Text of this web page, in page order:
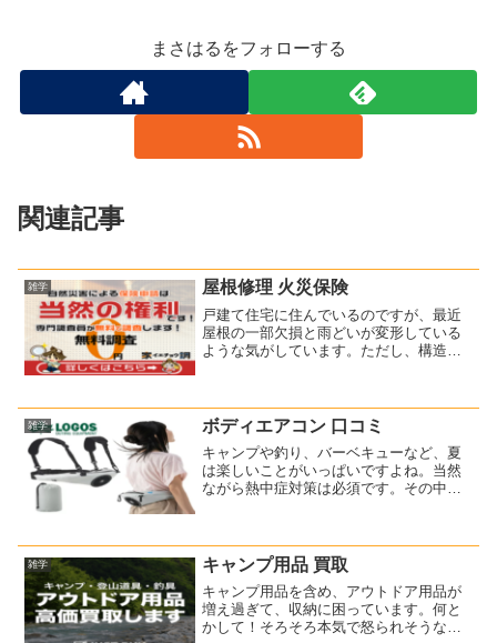
まさはるをフォローする
関連記事
雑学 屋根修理 火災保険
戸建て住宅に住んでいるのですが、最近
屋根の一部欠損と雨どいが変形している
ような気がしています。ただし、構造
悶々としていました。そこで...
雑学 ボディエアコン 口コミ
キャンプや釣り、バーベキューなど、夏
は楽しいことがいっぱいですよね。当然
ながら熱中症対策は必須です。その中で
イレクト】ですね。(function(b,c,f,g,a,...
雑学 キャンプ用品 買取
キャンプ用品を含め、アウトドア用品が
増え過ぎて、収納に困っています。何と
かして！そろそろ本気で怒られそうなの